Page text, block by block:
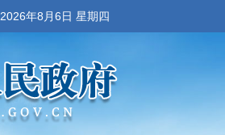
2026年8月6日 星期四